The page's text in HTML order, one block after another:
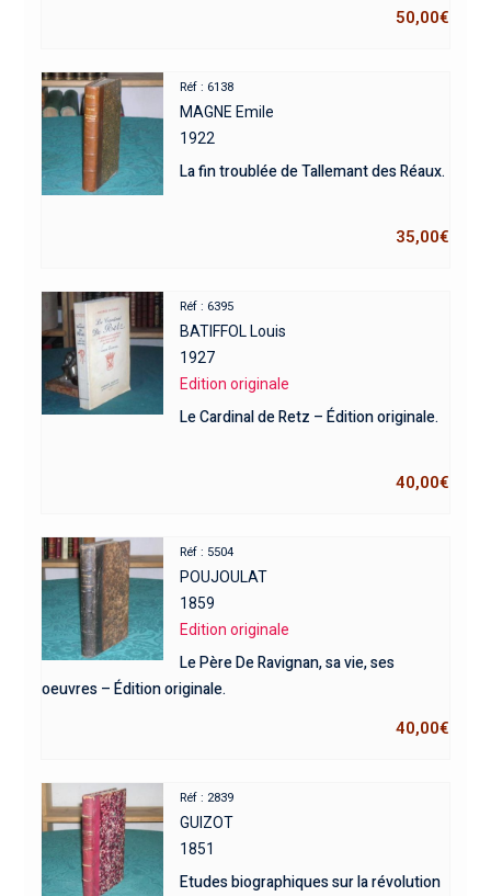
50,00€
Réf : 6138
MAGNE Emile
1922
La fin troublée de Tallemant des Réaux.
35,00€
Réf : 6395
BATIFFOL Louis
1927
Edition originale
Le Cardinal de Retz – Édition originale.
40,00€
Réf : 5504
POUJOULAT
1859
Edition originale
Le Père De Ravignan, sa vie, ses
oeuvres – Édition originale.
40,00€
Réf : 2839
GUIZOT
1851
Etudes biographiques sur la révolution